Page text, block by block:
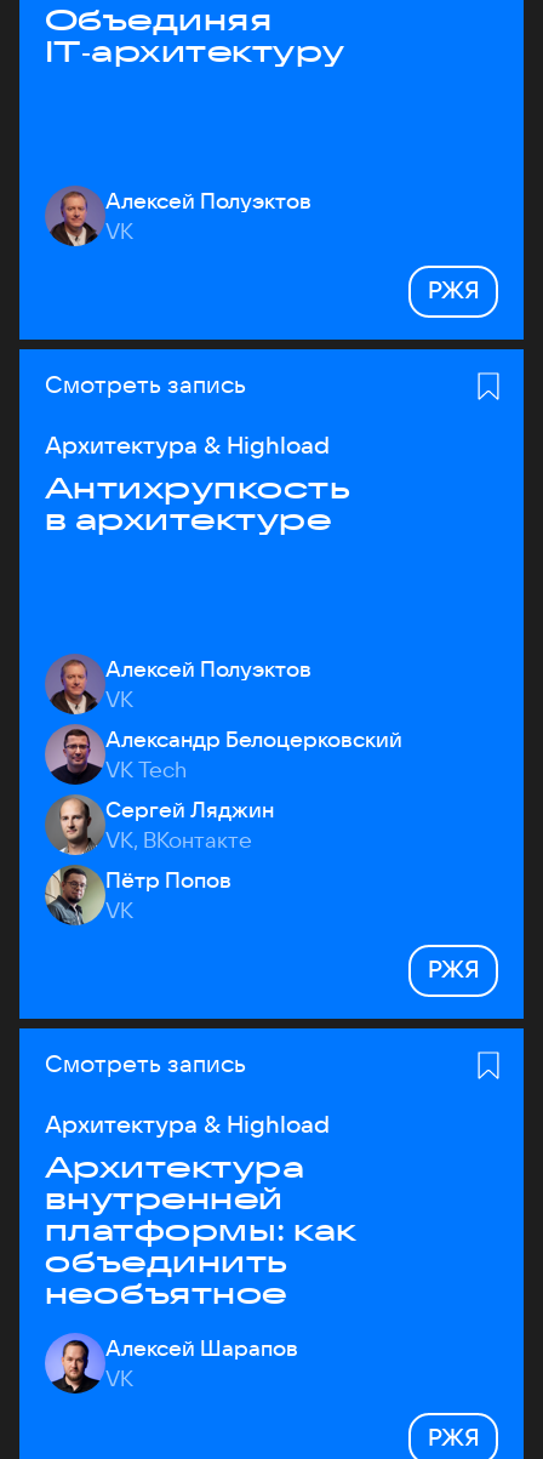
Объединяя
IT‑архитектуру
Алексей Полуэктов
VK
РЖЯ
Смотреть запись
Архитектура & Highload
Антихрупкость
в архитектуре
Алексей Полуэктов
VK
Александр Белоцерковский
VK Tech
Сергей Ляджин
VK, ВКонтакте
Пётр Попов
VK
РЖЯ
Смотреть запись
Архитектура & Highload
Архитектура
внутренней
платформы: как
объединить
необъятное
Алексей Шарапов
VK
РЖЯ